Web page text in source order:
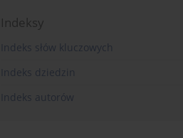
Indeksy
Indeks słów kluczowych
Indeks dziedzin
Indeks autorów